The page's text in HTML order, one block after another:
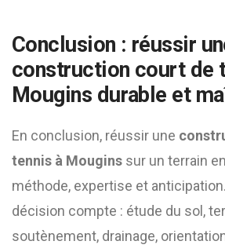
Conclusion : réussir
construction court de
Mougins durable et
En conclusion, réussir une
tennis à Mougins sur un terrain
méthode, expertise et
décision compte : étude du sol,
soutènement, drainage,